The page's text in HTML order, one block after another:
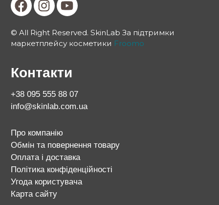
© All Right Reserved. SkinLab За підтримки
маркетплейсу косметики Froomo
Контакти
+38 095 555 88 07
info@skinlab.com.ua
Про компанію
Обмін та повернення товару
Оплата і доставка
Політика конфіденційності
Угода користувача
Карта сайту